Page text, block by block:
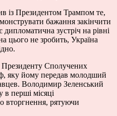
із Президентом Трампом те,
бажання закінчити
зустріч на рівні
цього не зробить, Україна
Президенту Сполучених
яку йому передав молодший
Володимир Зеленський
в перші місяці
вторгнення, рятуючи